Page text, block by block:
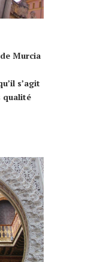
Murcia
s’agit
qualité